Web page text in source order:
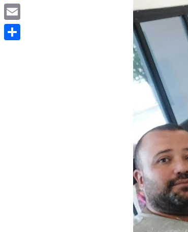
Telegram
Email